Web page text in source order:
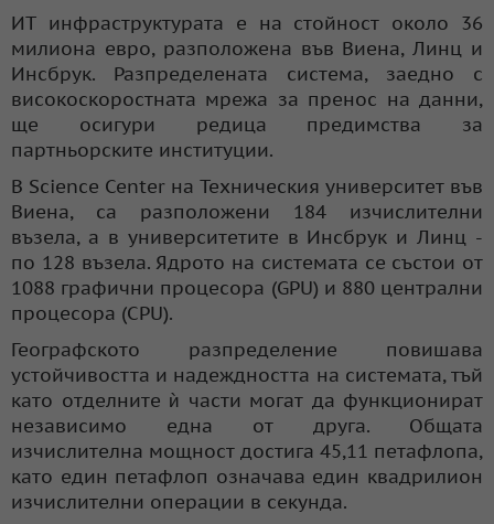
ИТ инфраструктурата е на стойност около 36
милиона евро, разположена във Виена, Линц и
Инсбрук. Разпределената система, заедно с
високоскоростната мрежа за пренос на данни,
ще осигури редица предимства за
партньорските институции.
В Science Center на Техническия университет във
Виена, са разположени 184 изчислителни
възела, а в университетите в Инсбрук и Линц -
по 128 възела. Ядрото на системата се състои от
1088 графични процесора (GPU) и 880 централни
процесора (CPU).
Географското разпределение повишава
устойчивостта и надеждността на системата, тъй
като отделните ѝ части могат да функционират
независимо една от друга. Общата
изчислителна мощност достига 45,11 петафлопа,
като един петафлоп означава един квадрилион
изчислителни операции в секунда.